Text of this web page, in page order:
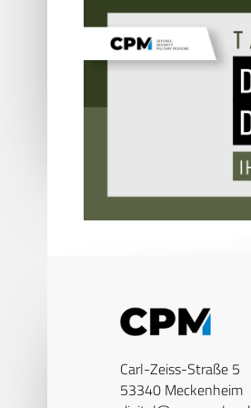
Carl-Zeiss-Straße 5
53340 Meckenheim